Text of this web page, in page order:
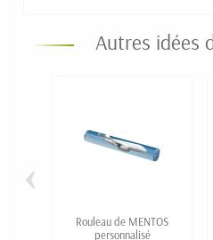
Autres idées
Rouleau de MENTOS
personnalisé
‹